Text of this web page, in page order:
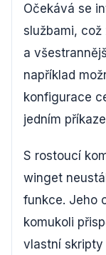
Očekává se
službami,
a
například
konfigurace
jedním
S rostoucí
winget
funkce. Jeho
komukoli
vlastní